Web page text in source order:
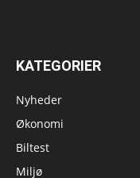
KATEGORIER
Nyheder
Økonomi
Biltest
Miljø